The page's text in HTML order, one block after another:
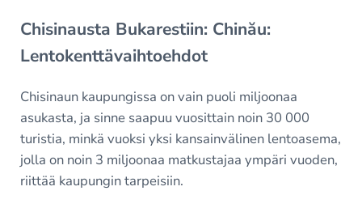
Chisinausta Bukarestiin: Chinău:
Lentokenttävaihtoehdot
Chisinaun kaupungissa on vain puoli miljoonaa
asukasta, ja sinne saapuu vuosittain noin 30 000
turistia, minkä vuoksi yksi kansainvälinen lentoasema,
jolla on noin 3 miljoonaa matkustajaa ympäri vuoden,
riittää kaupungin tarpeisiin.